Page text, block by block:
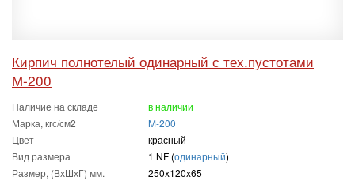
Кирпич полнотелый одинарный с тех.пустотами
М-200
Наличие на складе
в наличии
Марка, кгс/см2
M-200
Цвет
красный
Вид размера
1 NF (одинарный)
Размер, (ВхШхГ) мм.
250x120x65